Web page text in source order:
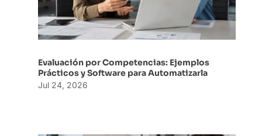
Evaluación por Competencias: Ejemplos
Prácticos y Software para Automatizarla
Jul 24, 2026